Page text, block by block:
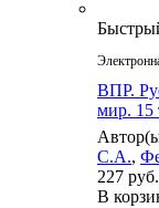
ВПР.
мир. 15
С.А.,
227 руб.
В